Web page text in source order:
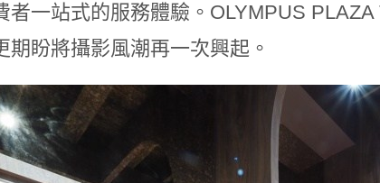
者一站式的服務體驗。OLYMPUS
期盼將攝影風潮再一次興起。